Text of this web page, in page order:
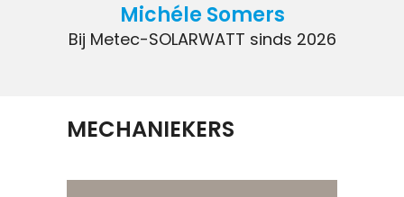
Michéle Somers
Bij Metec-SOLARWATT sinds 2026
MECHANIEKERS